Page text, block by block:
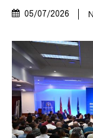
05/07/2026